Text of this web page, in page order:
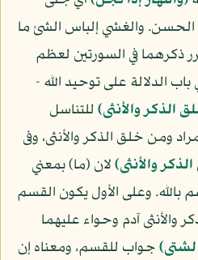
الحسن. والغشي إلباس الشئ ما
ذكرهما في السورتين لعظم
الدلالة على توحيد الله -
الذكر والأنثى)للتناسل
ومن خلق الذكر والأنثى، وفى
والأنثى)لان (ما) بمعني
بالله. وعلى الأول يكون القسم
والأنثى آدم وحواء عليهما
جواب للقسم، ومعناه إن